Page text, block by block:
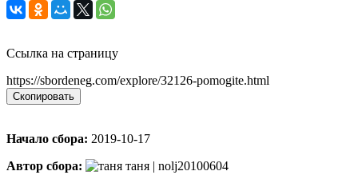
Ссылка на страницу
https://sbordeneg.com/explore/32126-pomogite.html
Скопировать
Начало сбора: 2019-10-17
Автор сбора:
таня | nolj20100604